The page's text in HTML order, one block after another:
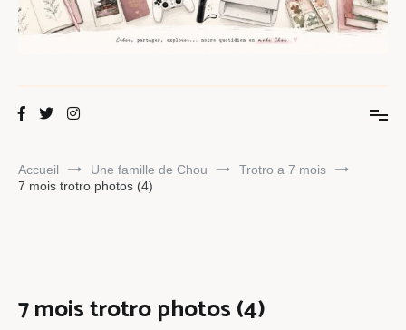
Maman Chou
Accueil Une famille de Chou
Trotro a 7 mois
7 mois trotro photos (4)
7 mois trotro photos (4)